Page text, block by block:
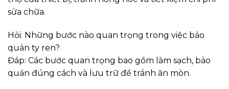
sửa chữa.
Hỏi: Những bước nào quan trọng trong việc bảo
quản ty ren?
Đáp: Các bước quan trọng bao gồm làm sạch, bảo
quản đúng cách và lưu trữ để tránh ăn mòn.